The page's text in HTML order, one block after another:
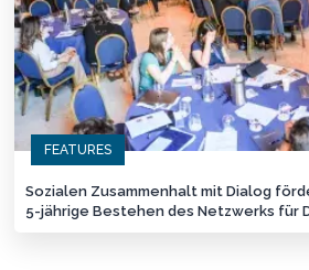
FEATURES
Sozialen Zusammenhalt mit Dialog
5-jährige Bestehen des Netzwerks für